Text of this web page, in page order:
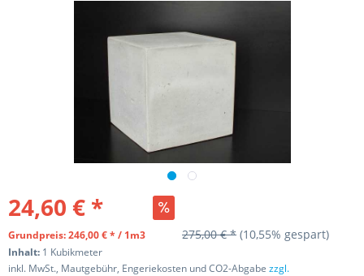
24,60 € *
Grundpreis: 246,00 € * / 1m3 275,00 € * (10,55% gespart)
Inhalt: 1 Kubikmeter
inkl. MwSt., Mautgebühr, Engeriekosten und CO2-Abgabe zzgl.